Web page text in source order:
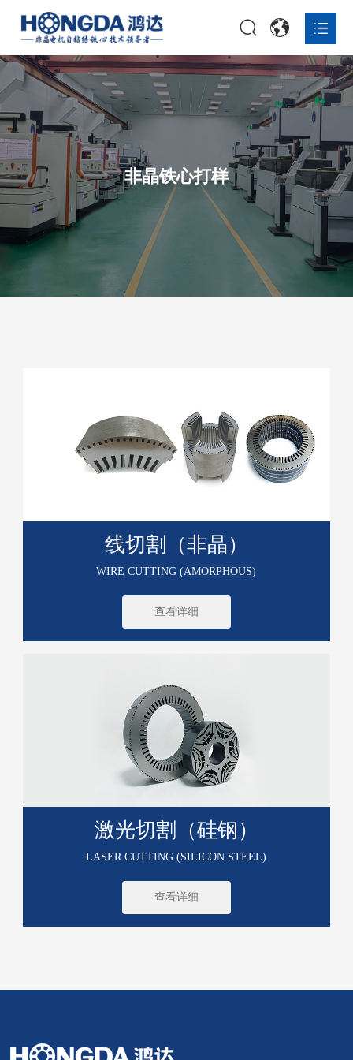
首页 
非晶铁心打样
非晶铁心定制
非晶复合带材 
非晶铁心量产一体化解决方案 
关于鸿达 
资讯报道 
线切割（非晶）激光切割（硅钢）
 
非晶铁心打样
线切割（非晶）
WIRE CUTTING (AMORPHOUS)
查看详细
激光切割（硅钢）
LASER CUTTING (SILICON STEEL)
查看详细